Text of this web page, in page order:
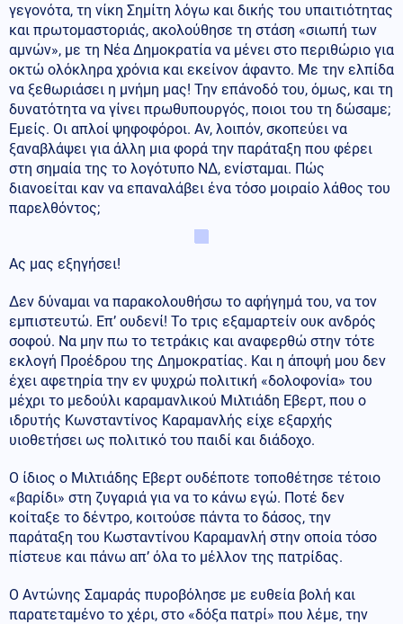
γεγονότα, τη νίκη Σημίτη λόγω και δικής του υπαιτιότητας
και πρωτομαστοριάς, ακολούθησε τη στάση «σιωπή των
αμνών», με τη Νέα Δημοκρατία να μένει στο περιθώριο για
οκτώ ολόκληρα χρόνια και εκείνον άφαντο. Με την ελπίδα
να ξεθωριάσει η μνήμη μας! Την επάνοδό του, όμως, και τη
δυνατότητα να γίνει πρωθυπουργός, ποιοι του τη δώσαμε;
Εμείς. Οι απλοί ψηφοφόροι. Αν, λοιπόν, σκοπεύει να
ξαναβλάψει για άλλη μια φορά την παράταξη που φέρει
στη σημαία της το λογότυπο ΝΔ, ενίσταμαι. Πώς
διανοείται καν να επαναλάβει ένα τόσο μοιραίο λάθος του
παρελθόντος;
Ας μας εξηγήσει!
Δεν δύναμαι να παρακολουθήσω το αφήγημά του, να τον
εμπιστευτώ. Επ’ ουδενί! Το τρις εξαμαρτείν ουκ ανδρός
σοφού. Να μην πω το τετράκις και αναφερθώ στην τότε
εκλογή Προέδρου της Δημοκρατίας. Και η άποψή μου δεν
έχει αφετηρία την εν ψυχρώ πολιτική «δολοφονία» του
μέχρι το μεδούλι καραμανλικού Μιλτιάδη Εβερτ, που ο
ιδρυτής Κωνσταντίνος Καραμανλής είχε εξαρχής
υιοθετήσει ως πολιτικό του παιδί και διάδοχο.
Ο ίδιος ο Μιλτιάδης Εβερτ ουδέποτε τοποθέτησε τέτοιο
«βαρίδι» στη ζυγαριά για να το κάνω εγώ. Ποτέ δεν
κοίταξε το δέντρο, κοιτούσε πάντα το δάσος, την
παράταξη του Κωσταντίνου Καραμανλή στην οποία τόσο
πίστευε και πάνω απ’ όλα το μέλλον της πατρίδας.
Ο Αντώνης Σαμαράς πυροβόλησε με ευθεία βολή και
παρατεταμένο το χέρι, στο «δόξα πατρί» που λέμε, την